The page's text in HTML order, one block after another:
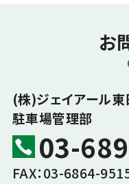
お
(株)ジェイアール
駐車場管理部
03-
FAX：03-6864-